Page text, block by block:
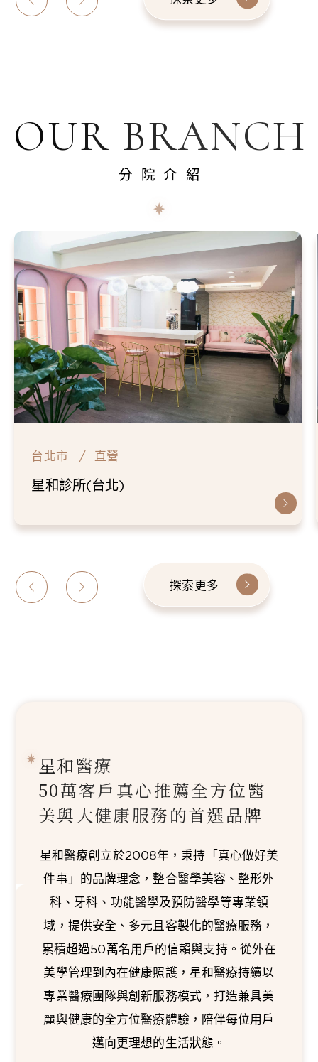
OUR BRANCH
分院介紹
台北市 直營
星和診所(台北)
探索更多
星和醫療｜
50萬客戶真心推薦全方位醫
美與大健康服務的首選品牌
星和醫療創立於2008年，秉持「真心做好美
件事」的品牌理念，整合醫學美容、整形外
科、牙科、功能醫學及預防醫學等專業領
域，提供安全、多元且客製化的醫療服務，
累積超過50萬名用戶的信賴與支持。從外在
美學管理到內在健康照護，星和醫療持續以
專業醫療團隊與創新服務模式，打造兼具美
麗與健康的全方位醫療體驗，陪伴每位用戶
邁向更理想的生活狀態。